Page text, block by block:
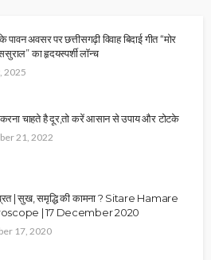
पावन अवसर पर छत्तीसगढ़ी विवाह बिदाई गीत “मोर
का हृदयस्पर्शी लॉन्च
2025
चाहते है दूर,तो करें आसान से उपाय और टोटके
21, 2022
व्रत | सुख, समृद्धि की कामना ? Sitare Hamare
| 17 December 2020
17, 2020